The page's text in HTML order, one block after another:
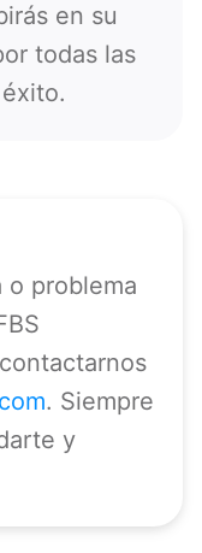
en su
todas las
o problema
. Siempre
y